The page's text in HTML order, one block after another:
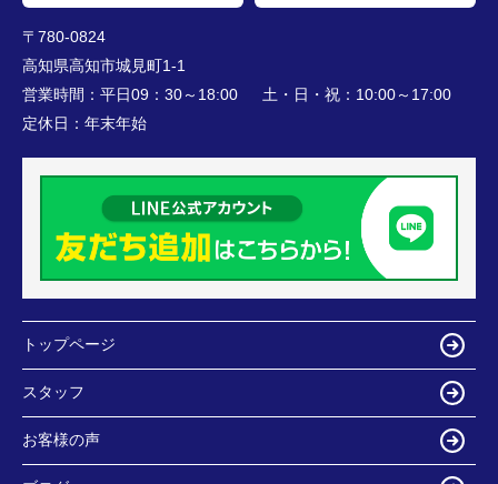
〒780-0824
高知県高知市城見町1-1
営業時間： 平日09：30～18:00 土・日・祝：10:00～17:00
定休日： 年末年始
トップページ
スタッフ
お客様の声